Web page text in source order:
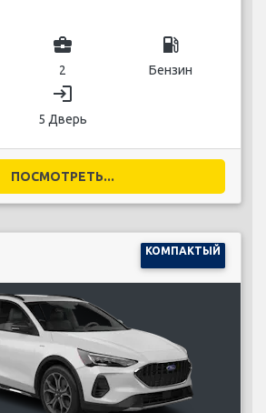
business_center
2
local_gas_station
Бензин
login
5 Дверь
ПОСМОТРЕТЬ...
КОМПАКТЫЙ